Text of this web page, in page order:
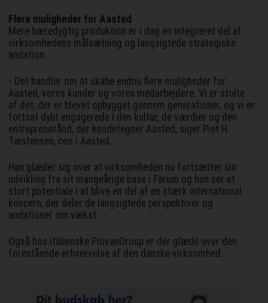
Flere muligheder for Aasted
Mere bæredygtig produktion er i dag en integreret del af
virksomhedens målsætning og langsigtede strategiske
ambition.
- Det handler om at skabe endnu flere muligheder for
Aasted, vores kunder og vores medarbejdere. Vi er stolte
af det, der er blevet opbygget gennem generationer, og vi er
fortsat dybt engagerede i den kultur, de værdier og den
entreprenørånd, der kendetegner Aasted, siger Piet H.
Tæstensen, ceo i Aasted.
Han glæder sig over at virksomheden nu fortsætter sin
udvikling fra sit mangeårige base i Farum og han ser et
stort potentiale i at blive en del af en stærk international
koncern, der deler de langsigtede perspektiver og
ambitioner om vækst.
Også hos italienske PiovanGroup er der glæde over den
forestående erhvervelse af den danske virksomhed.